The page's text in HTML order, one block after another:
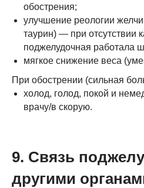
обострения;
улучшение реологии
таурин) — при отсутствии
поджелудочная работала
мягкое снижение веса
При обострении (сильная
холод, голод, покой и
врачу/в скорую.
9. Связь
другими